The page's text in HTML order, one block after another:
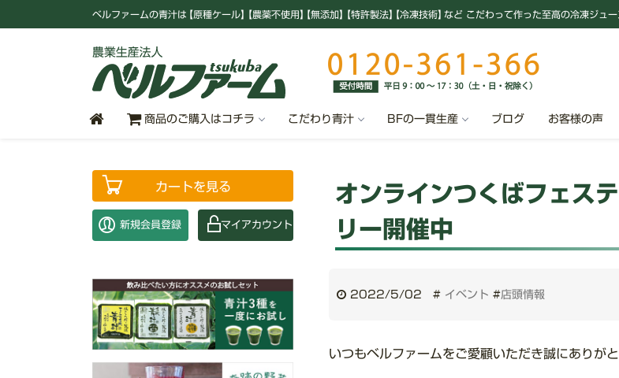
ベルファームの青汁は【原種ケール】【農薬不使用】【無添加】【特許製法】【冷凍技術】など こだわって作った至高の冷凍ジュ
商品のご購入はコチラ こだわり青汁 BFの一貫生産 ブログ お客様の声
カートを見る
新規会員登録 マイアカウント
オンラインつくばフェス
リー開催中
2022/5/02 # イベント #店頭情報
いつもベルファームをご愛顧いただき誠にありがと